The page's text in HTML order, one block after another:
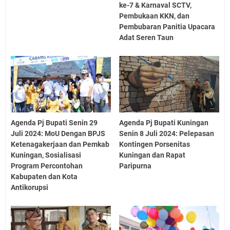
ke-7 & Karnaval SCTV,
Pembukaan KKN, dan
Pembubaran Panitia Upacara
Adat Seren Taun
Agenda Pj Bupati Senin 29
Juli 2024: MoU Dengan BPJS
Ketenagakerjaan dan Pemkab
Kuningan, Sosialisasi
Program Percontohan
Kabupaten dan Kota
Antikorupsi
Agenda Pj Bupati Kuningan
Senin 8 Juli 2024: Pelepasan
Kontingen Porsenitas
Kuningan dan Rapat
Paripurna